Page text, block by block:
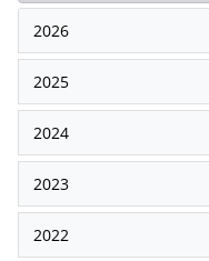
2026
2025
2024
2023
2022